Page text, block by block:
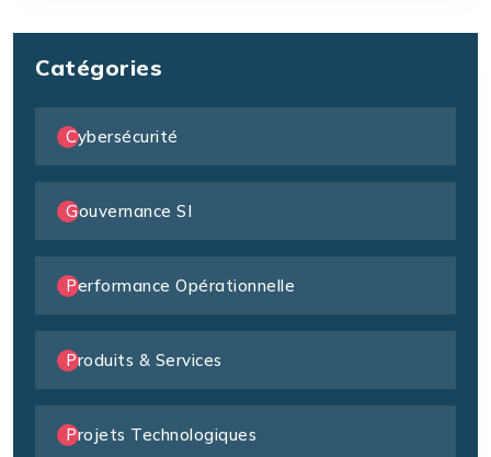
Catégories
Cybersécurité
Gouvernance SI
Performance Opérationnelle
Produits & Services
Projets Technologiques